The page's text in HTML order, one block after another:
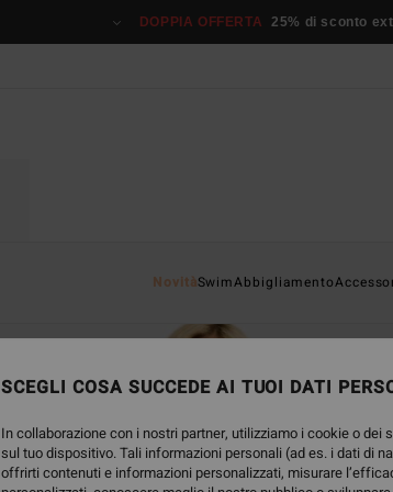
DOPPIA OFFERTA 25% di sconto
NovitàSwimAbbigliamento
SCEGLI COSA SUCCEDE AI TUOI DATI
In collaborazione con i nostri partner, utilizziamo i cookie o
sul tuo dispositivo. Tali informazioni personali (ad es. i dati di
offrirti contenuti e informazioni personalizzati, misurare